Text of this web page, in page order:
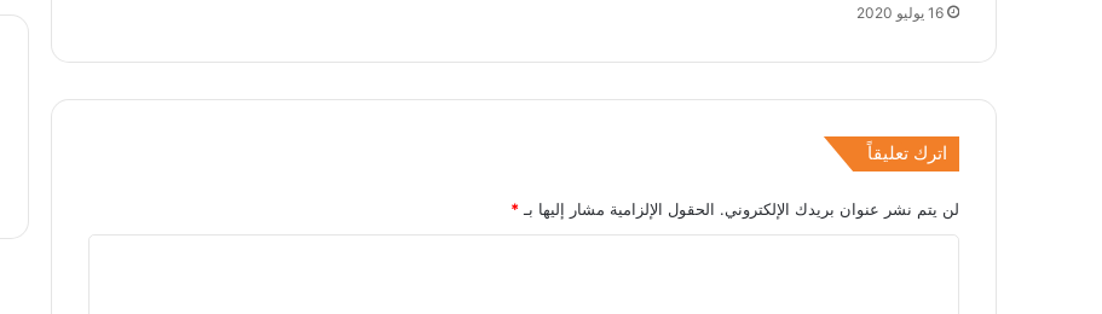
16 يوليو 2020
اترك تعليقاً
لن يتم نشر عنوان بريدك الإلكتروني. الحقول الإلزامية مشار إليها بـ *